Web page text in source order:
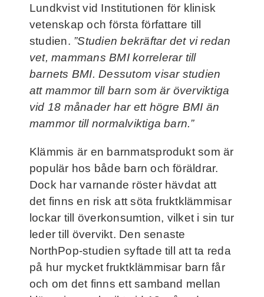
Lundkvist vid Institutionen för klinisk
vetenskap och första författare till
studien. ”Studien bekräftar det vi redan
vet, mammans BMI korrelerar till
barnets BMI. Dessutom visar studien
att mammor till barn som är överviktiga
vid 18 månader har ett högre BMI än
mammor till normalviktiga barn.”
Klämmis är en barnmatsprodukt som är
populär hos både barn och föräldrar.
Dock har varnande röster hävdat att
det finns en risk att söta fruktklämmisar
lockar till överkonsumtion, vilket i sin tur
leder till övervikt. Den senaste
NorthPop-studien syftade till att ta reda
på hur mycket fruktklämmisar barn får
och om det finns ett samband mellan